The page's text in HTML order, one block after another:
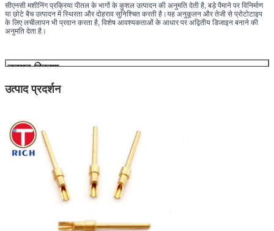
सीएनसी मशीनिंग प्रक्रिया पीतल के भागों के कुशल उत्पादन की अनुमति देती है, बड़े पैमाने पर विनिर्माण
या छोटे बैच उत्पादन में स्थिरता और दोहराव सुनिश्चित करती है।यह अनुकूलन और तेजी से प्रोटोटाइप
के लिए लचीलापन भी प्रदान करता है, विशेष आवश्यकताओं के आधार पर अद्वितीय डिजाइन बनाने की
अनुमति देता है।
उत्पाद विवरण
उत्पादन उपकरण
सीएनसी टर्निंग और फ्रिलिंग कंपाउंड मशीन,
सीएनसी 5 अक्ष मशीनिंग सेंटर सीएनसी कोर चलने
वाली मशीन, सीएनसी लेथ, सीएनसी मशीनिंग सेंटर
(कंप्यूटर गोंग), 4-अक्ष मशीनिंग सेंटर, 5-अक्ष
मशीनिंग सेंटर
सीएनसी मशीनिंग
के लिए उपलब्ध
एल्यूमीनियम मिश्र धातुः 6061, 6063, 2024,
1018, 5052, 7075
4J29, 4J33, 4J50, Invar
उत्पाद प्रदर्शन